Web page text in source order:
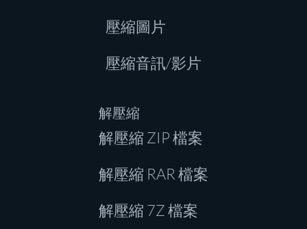
壓縮圖片
壓縮音訊/影片
解壓縮
解壓縮 ZIP 檔案
解壓縮 RAR 檔案
解壓縮 7Z 檔案